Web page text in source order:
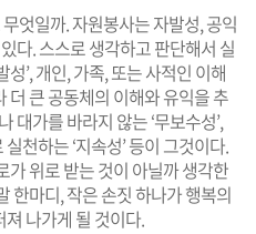
엇일까. 자원봉사는 자발성, 공익
다. 스스로 생각하고 판단해서 실
’, 개인, 가족, 또는 사적인 이해
더 큰 공동체의 이해와 유익을 추
대가를 바라지 않는 ‘무보수성’,
천하는 ‘지속성’ 등이 그것이다.
가 위로 받는 것이 아닐까 생각한
한마디, 작은 손짓 하나가 행복의
나가게 될 것이다.